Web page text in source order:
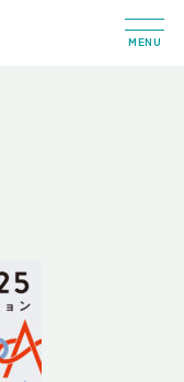
MENU